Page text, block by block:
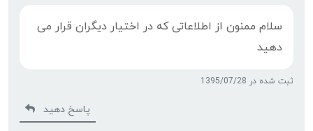
سلام ممنون از اطلاعاتی که در اختیار دیگران قرار می
دهید
ثبت شده در 1395/07/28
پاسخ دهید